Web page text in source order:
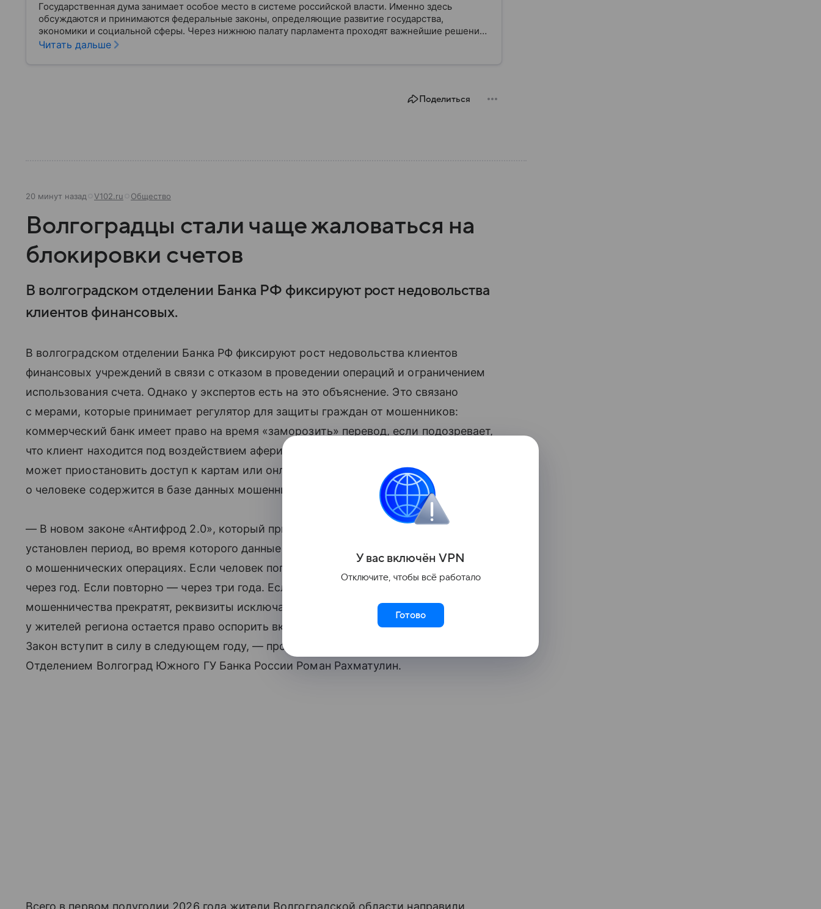
Государственная дума занимает особое место в системе российской власти. Именно здесь
обсуждаются и принимаются федеральные законы, определяющие развитие государства,
экономики и социальной сферы. Через нижнюю палату парламента проходят важнейшие решения,
затрагивающие жизнь миллионов граждан. Разбираемся, как устроена Госдума, какие полномочия
Читать дальше
Поделиться
20 минут назад V102.ru Общество
Волгоградцы стали чаще жаловаться на
блокировки счетов
В волгоградском отделении Банка РФ фиксируют рост недовольства
клиентов финансовых.
В волгоградском отделении Банка РФ фиксируют рост недовольства клиентов
финансовых учреждений в связи с отказом в проведении операций и ограничением
использования счета. Однако у экспертов есть на это объяснение. Это связано
с мерами, которые принимает регулятор для защиты граждан от мошенников:
коммерческий банк имеет право на время «заморозить» перевод, если подозревает,
что клиент находится под воздействием аферистов. Также кредитная организация
может приостановить доступ к картам или онлайн-банкингу, если информация
о человеке содержится в базе данных мошеннических операций.
— В новом законе «Антифрод 2.0», который принят
летом этого года,
установлен период, во время которого данные граждан могут находиться в базе
о мошеннических операциях. Если человек попал туда впервые — сведения исключат
через год. Если повторно — через три года. Если уголовное дело по факту
мошенничества прекратят, реквизиты исключат досрочно. При этом, как и прежде,
у жителей региона остается право оспорить включение реквизитов в базу данных.
Закон вступит в силу в следующем году, — прокомментировал управляющий
Отделением Волгоград Южного ГУ Банка России Роман Рахматулин.
Всего в первом полугодии 2026 года жители Волгоградской области направили
У вас включён VPN
Отключите, чтобы всё работало
Готово